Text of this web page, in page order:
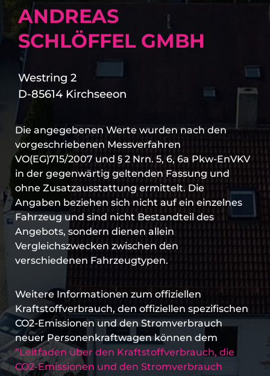
ANDREAS
SCHLÖFFEL GMBH
Westring 2
D-85614 Kirchseeon
Die angegebenen Werte wurden nach den
vorgeschriebenen Messverfahren
VO(EG)715/2007 und § 2 Nrn. 5, 6, 6a Pkw-EnVKV
in der gegenwärtig geltenden Fassung und
ohne Zusatzausstattung ermittelt. Die
Angaben beziehen sich nicht auf ein einzelnes
Fahrzeug und sind nicht Bestandteil des
Angebots, sondern dienen allein
Vergleichszwecken zwischen den
verschiedenen Fahrzeugtypen.
Weitere Informationen zum offiziellen
Kraftstoffverbrauch, den offiziellen spezifischen
CO2-Emissionen und den Stromverbrauch
neuer Personenkraftwagen können dem
“Leitfaden über den Kraftstoffverbrauch, die
CO2-Emissionen und den Stromverbrauch